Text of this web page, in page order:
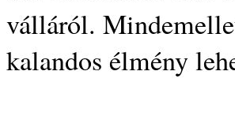
válláról.
kalandos élmény